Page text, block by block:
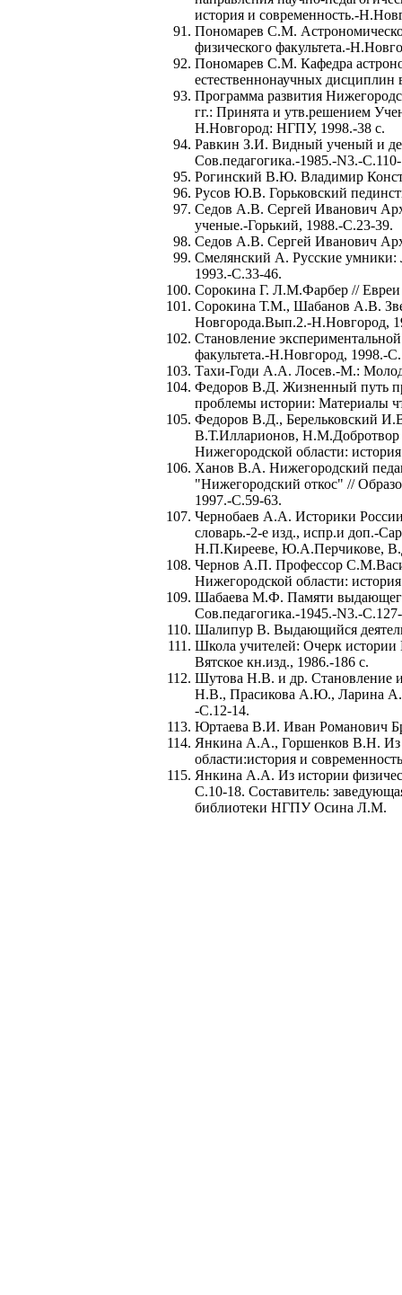
история и современность.-
Пономарев С.М.
физического факультета.-
Пономарев С.М. Кафедра
естественнонаучных
Программа развития
гг.: Принята и утв.решением
Н.Новгород: НГПУ, 1998.-38 с.
Равкин З.И. Видный ученый и
Сов.педагогика.-1985.-N3.-
Рогинский В.Ю. Владимир
Русов Ю.В. Горьковский
Седов А.В. Сергей Иванович
ученые.-Горький, 1988.-С.23-39.
Седов А.В. Сергей Иванович
Смелянский А. Русские
1993.-С.33-46.
Сорокина Г. Л.М.Фарбер //
Сорокина Т.М., Шабанов А.В.
Новгорода.Вып.2.-Н.Новгород,
Становление
факультета.-Н.Новгород, 1998.-
Тахи-Годи А.А. Лосев.-М.:
Федоров В.Д. Жизненный путь
проблемы истории: Материалы
Федоров В.Д., Берельковский
В.Т.Илларионов, Н.М.Добротвор
Нижегородской области:
Ханов В.А. Нижегородский
"Нижегородский откос" //
1997.-С.59-63.
Чернобаев А.А. Историки
словарь.-2-е изд., испр.и доп.-
Н.П.Кирееве, Ю.А.Перчикове,
Чернов А.П. Профессор
Нижегородской области:
Шабаева М.Ф. Памяти
Сов.педагогика.-1945.-N3.-
Шалипур В. Выдающийся
Школа учителей: Очерк истории
Вятское кн.изд., 1986.-186 с.
Шутова Н.В. и др. Становление и
Н.В., Прасикова А.Ю., Ларина
-С.12-14.
Юртаева В.И. Иван Романович
Янкина А.А., Горшенков В.Н. Из
области:история и
Янкина А.А. Из истории
С.10-18. Составитель:
библиотеки НГПУ Осина Л.М.